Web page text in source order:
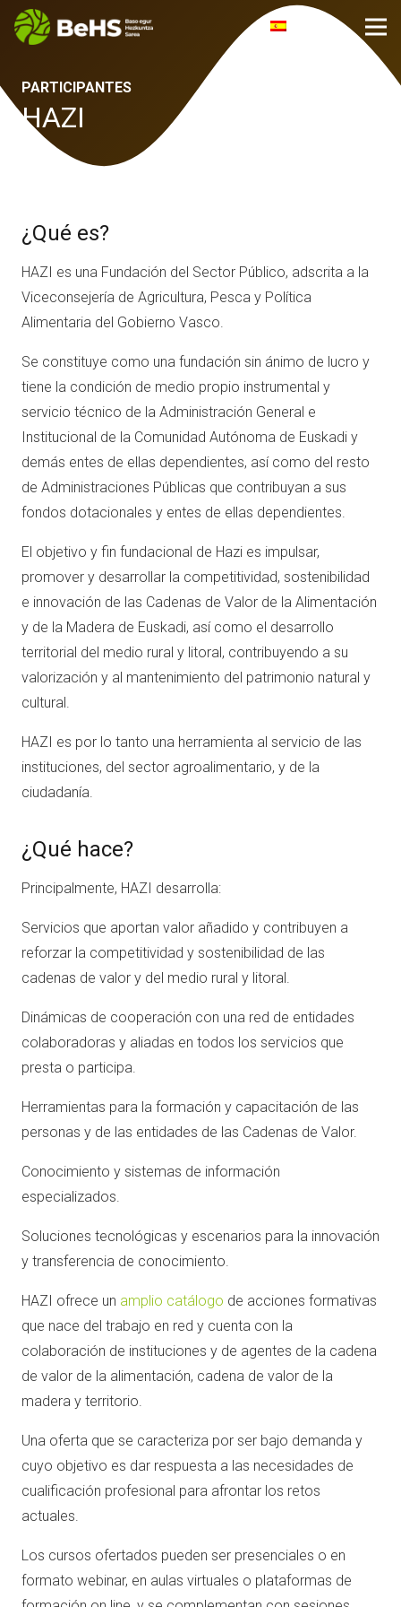
PARTICIPANTES
HAZI
¿Qué es?
HAZI es una Fundación del Sector Público, adscrita a la
Viceconsejería de Agricultura, Pesca y Política
Alimentaria del Gobierno Vasco.
Se constituye como una fundación sin ánimo de lucro y
tiene la condición de medio propio instrumental y
servicio técnico de la Administración General e
Institucional de la Comunidad Autónoma de Euskadi y
demás entes de ellas dependientes, así como del resto
de Administraciones Públicas que contribuyan a sus
fondos dotacionales y entes de ellas dependientes.
El objetivo y fin fundacional de Hazi es impulsar,
promover y desarrollar la competitividad, sostenibilidad
e innovación de las Cadenas de Valor de la Alimentación
y de la Madera de Euskadi, así como el desarrollo
territorial del medio rural y litoral, contribuyendo a su
valorización y al mantenimiento del patrimonio natural y
cultural.
HAZI es por lo tanto una herramienta al servicio de las
instituciones, del sector agroalimentario, y de la
ciudadanía.
¿Qué hace?
Principalmente, HAZI desarrolla:
Servicios que aportan valor añadido y contribuyen a
reforzar la competitividad y sostenibilidad de las
cadenas de valor y del medio rural y litoral.
Dinámicas de cooperación con una red de entidades
colaboradoras y aliadas en todos los servicios que
presta o participa.
Herramientas para la formación y capacitación de las
personas y de las entidades de las Cadenas de Valor.
Conocimiento y sistemas de información
especializados.
Soluciones tecnológicas y escenarios para la innovación
y transferencia de conocimiento.
HAZI ofrece un amplio catálogo de acciones formativas
que nace del trabajo en red y cuenta con la
colaboración de instituciones y de agentes de la cadena
de valor de la alimentación, cadena de valor de la
madera y territorio.
Una oferta que se caracteriza por ser bajo demanda y
cuyo objetivo es dar respuesta a las necesidades de
cualificación profesional para afrontar los retos
actuales.
Los cursos ofertados pueden ser presenciales o en
formato webinar, en aulas virtuales o plataformas de